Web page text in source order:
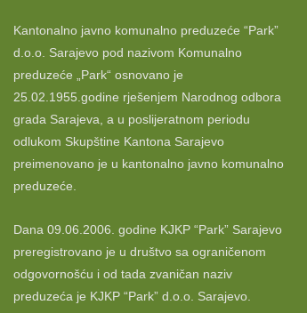
Kantonalno javno komunalno preduzeće “Park”
d.o.o. Sarajevo pod nazivom Komunalno
preduzeće „Park“ osnovano je
25.02.1955.godine rješenjem Narodnog odbora
grada Sarajeva, a u poslijeratnom periodu
odlukom Skupštine Kantona Sarajevo
preimenovano je u kantonalno javno komunalno
preduzeće.
Dana 09.06.2006. godine KJKP “Park” Sarajevo
preregistrovano je u društvo sa ograničenom
odgovornošću i od tada zvaničan naziv
preduzeća je KJKP “Park” d.o.o. Sarajevo.